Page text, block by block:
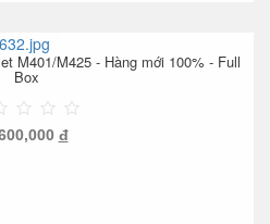
M401/M425 - Hàng mới 100% - Full
Box
đ